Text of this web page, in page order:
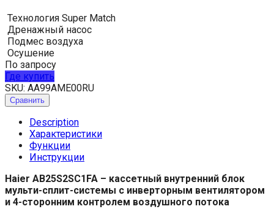
Технология Super Match
Дренажный насос
Подмес воздуха
Осушение
По запросу
Где купить
SKU: AA99AME00RU
Сравнить
Description
Характеристики
Функции
Инструкции
Haier AB25S2SC1FA – кассетный внутренний блок
мульти-сплит-системы с инверторным вентилятором
и 4-сторонним контролем воздушного потока